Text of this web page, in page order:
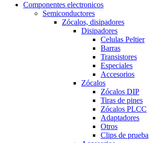
Componentes electronicos
Semiconductores
Zócalos, disipadores
Disipadores
Celulas Peltier
Barras
Transistores
Especiales
Accesorios
Zócalos
Zócalos DIP
Tiras de pines
Zócalos PLCC
Adaptadores
Otros
Clips de prueba